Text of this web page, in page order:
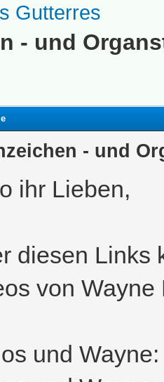
Gutterres
- und
- und
ihr Lieben,
diesen Links
von
und